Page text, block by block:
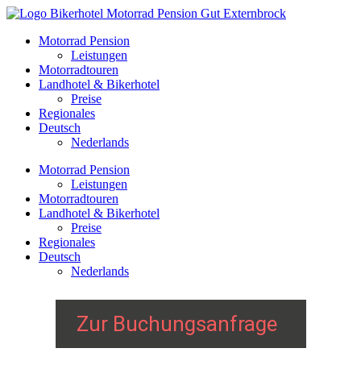
Skip
main
Menu
Motorrad Pension
Leistungen
Motorradtouren
Landhotel & Bikerhotel
Preise
Regionales
Deutsch
Nederlands
Motorrad Pension
Leistungen
Motorradtouren
Landhotel & Bikerhotel
Preise
Regionales
Deutsch
Nederlands
Zur Buchungsanfrage